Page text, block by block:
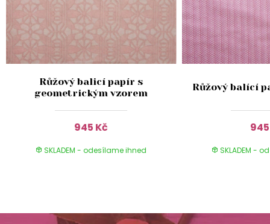
Růžový balicí papír s
geometrickým vzorem
945 Kč
SKLADEM - odesílame ihned
Růžový balící
SKLADEM -